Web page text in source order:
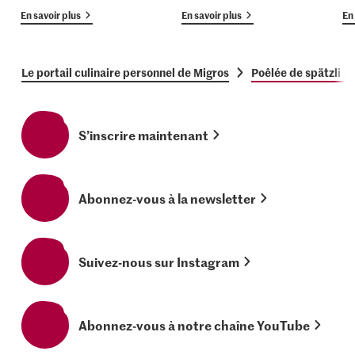
En savoir plus En savoir plus
Le portail culinaire personnel de Migros Poêlée de spätzli
S’inscrire maintenant
Abonnez-vous à la newsletter
Suivez-nous sur Instagram
Abonnez-vous à notre chaîne YouTube